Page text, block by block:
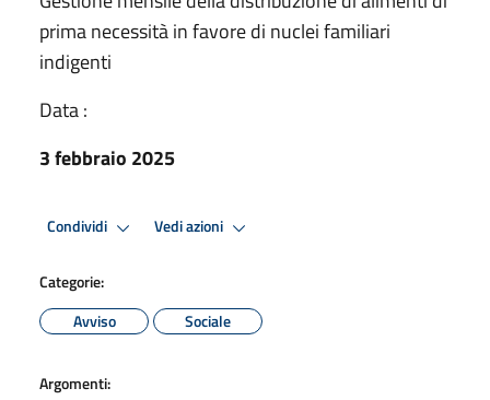
prima necessità in favore di nuclei familiari
indigenti
Data :
3 febbraio 2025
Condividi Vedi azioni
Categorie:
Avviso
Sociale
Argomenti: